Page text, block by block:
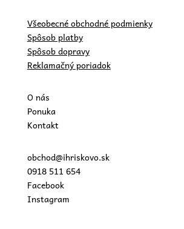
Všeobecné obchodné podmienky
Spôsob platby
Spôsob dopravy
Reklamačný poriadok
O nás
Ponuka
Kontakt
obchod@ihriskovo.sk
0918 511 654
Facebook
Instagram